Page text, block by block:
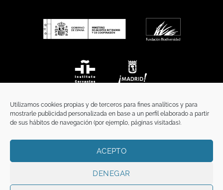
Utilizamos cookies propias y de terceros para fines analíticos y para
mostrarle publicidad personalizada en base a un perfil elaborado a partir
de sus hábitos de navegación (por ejemplo, páginas visitadas).
ACEPTO
DENEGAR
TÉRMINOS Y CONDICIONES
Copyright 2026 ©FunciFUNCI es titular de los derechos de propiedad